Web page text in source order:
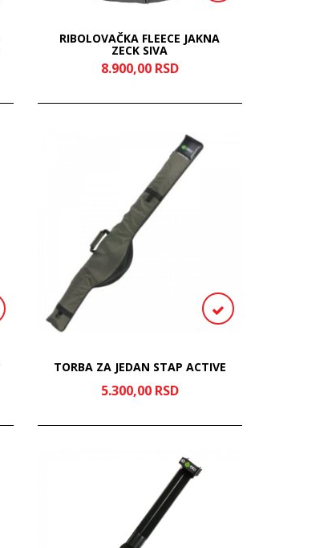
RIBOLOVAČKA FLEECE JAKNA
ZECK SIVA
8.900,00 RSD
TORBA ZA JEDAN STAP ACTIVE
5.300,00 RSD